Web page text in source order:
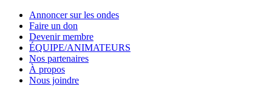
Annoncer sur les ondes
Faire un don
Devenir membre
ÉQUIPE/ANIMATEURS
Nos partenaires
À propos
Nous joindre